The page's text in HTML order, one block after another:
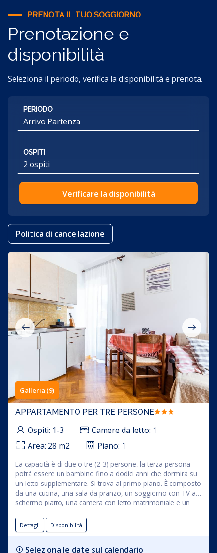
PRENOTA IL TUO SOGGIORNO
Prenotazione e
disponibilità
Seleziona il periodo, verifica la disponibilità e prenota.
PERIODO
OSPITI
2 ospiti
Verificare la disponibilità
Politica di cancellazione
Galleria (9)
APPARTAMENTO PER TRE PERSONE
Ospiti: 1-3 Camere da letto: 1
Area: 28 m2 Piano: 1
La capacità è di due o tre (2-3) persone, la terza persona
potrà essere un bambino fino a dodici anni che dormirà su
un letto supplementare. Si trova al primo piano. È composto
da una cucina, una sala da pranzo, un soggiorno con TV a
schermo piatto, una camera con letto matrimoniale e un
utilizzato come letto supplementare. Dal soggiorno si
accede al terrazzo dove si trova una zona salotto. Nel
Dettagli Disponibilità
Seleziona le date sul calendario